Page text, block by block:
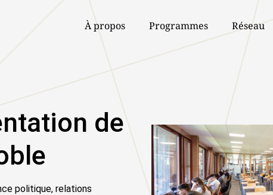
À propos Programmes Réseau
de
politique, relations